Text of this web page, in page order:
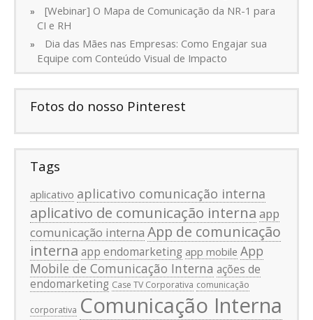
[Webinar] O Mapa de Comunicação da NR-1 para
CI e RH
Dia das Mães nas Empresas: Como Engajar sua
Equipe com Conteúdo Visual de Impacto
Fotos do nosso Pinterest
Tags
aplicativo aplicativo comunicação interna
aplicativo de comunicação interna app
comunicação interna App de comunicação
interna app endomarketing app mobile App
Mobile de Comunicação Interna ações de
endomarketing Case TV Corporativa comunicação
corporativa Comunicação Interna